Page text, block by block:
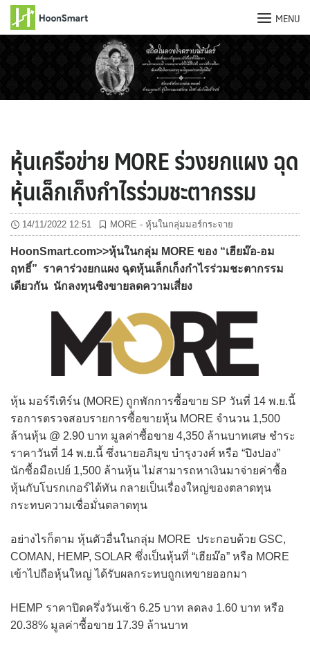
MENU
หุ้นเครือข่าย MORE ร่วงยกแผง ฉุด
หุ้นเล็กเก็งกำไรร่วมชะตากรรม
14/11/2022 12:51 MORE - หุ้นในกลุ่มมอร์กระจาย
HoonSmart.com>>หุ้นในกลุ่ม MORE ของ “เฮียม๊อ-อม
ฤทธิ์” ราคาร่วงยกแผง ฉุดหุ้นเล็กเก็งกำไรร่วมชะตากรรม
เดียวกัน นักลงทุนชิงขายลดความเสี่ยง
หุ้น มอร์รีเทิร์น (MORE) ถูกพักการซื้อขาย SP วันที่ 14 พ.ย.นี้
รอการตรวจสอบรายการซื้อขายหุ้น MORE จำนวน 1,500
ล้านหุ้น @ 2.90 บาท มูลค่าซื้อขาย 4,350 ล้านบาทเศษ ชำระ
ราคาวันที่ 14 พ.ย.นี้ ซึ่งนายอภิมุข บำรุงวงศ์ หรือ “ปิงปอง”
นักซื้อมือเปย์ 1,500 ล้านหุ้น ไม่สามารถหาเงินมาจ่ายค่าซื้อ
หุ้นกับโบรกเกอร์ได้ทัน กลายเป็นเรื่องใหญ่ของตลาดทุน
กระทบความเชื่อมั่นตลาดทุน
อย่างไรก็ตาม หุ้นตัวอื่นในกลุ่ม MORE ประกอบด้วย GSC,
COMAN, HEMP, SOLAR ซึ่งเป็นหุ้นที่ “เฮียม๊อ” หรือ MORE
เข้าไปถือหุ้นใหญ่ ได้รับผลกระทบถูกเทขายออกมา
HEMP ราคาปิดครึ่งวันเช้า 6.25 บาท ลดลง 1.60 บาท หรือ
20.38% มูลค่าซื้อขาย 17.39 ล้านบาท